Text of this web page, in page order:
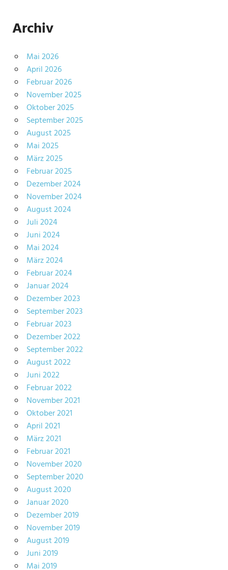
Archiv
Mai 2026
April 2026
Februar 2026
November 2025
Oktober 2025
September 2025
August 2025
Mai 2025
März 2025
Februar 2025
Dezember 2024
November 2024
August 2024
Juli 2024
Juni 2024
Mai 2024
März 2024
Februar 2024
Januar 2024
Dezember 2023
September 2023
Februar 2023
Dezember 2022
September 2022
August 2022
Juni 2022
Februar 2022
November 2021
Oktober 2021
April 2021
März 2021
Februar 2021
November 2020
September 2020
August 2020
Januar 2020
Dezember 2019
November 2019
August 2019
Juni 2019
Mai 2019